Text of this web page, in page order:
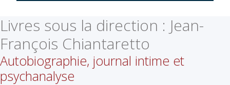
Livres sous la direction : Jean-
François Chiantaretto
Autobiographie, journal intime et
psychanalyse